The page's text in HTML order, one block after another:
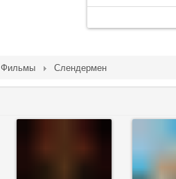
Фильмы Слендермен